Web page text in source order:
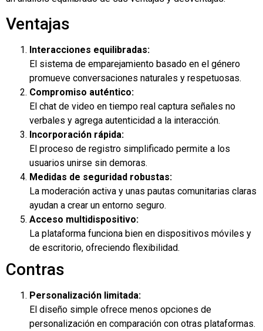
Ventajas
Interacciones equilibradas:
El sistema de emparejamiento basado en el género
promueve conversaciones naturales y respetuosas.
Compromiso auténtico:
El chat de video en tiempo real captura señales no
verbales y agrega autenticidad a la interacción.
Incorporación rápida:
El proceso de registro simplificado permite a los
usuarios unirse sin demoras.
Medidas de seguridad robustas:
La moderación activa y unas pautas comunitarias claras
ayudan a crear un entorno seguro.
Acceso multidispositivo:
La plataforma funciona bien en dispositivos móviles y
de escritorio, ofreciendo flexibilidad.
Contras
Personalización limitada:
El diseño simple ofrece menos opciones de
personalización en comparación con otras plataformas.